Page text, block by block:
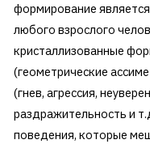
формирование
любого взрослого
кристаллизованные
(геометрические
(гнев, агрессия,
раздражительность и
поведения, которые